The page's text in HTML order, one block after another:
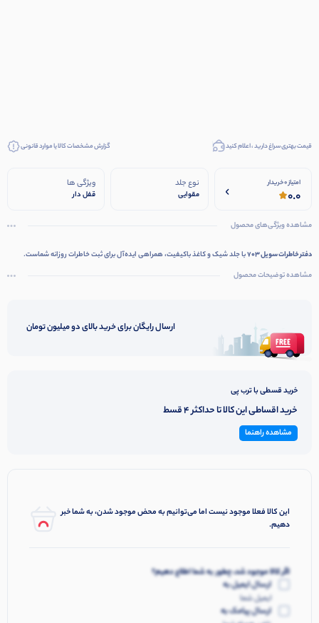
قیمت بهتری سراغ دارید ، اعلام کنید گزارش مشخصات کالا یا موارد قانونی
امتیاز 0 خریدار
0.0
نوع جلد
مقوایی
ویژگی ها
قفل دار
مشاهده ویژگی‌های محصول
دفتر خاطرات سویل 703
با جلد شیک و کاغذ باکیفیت، همراهی ایده‌آل برای ثبت خاطرات روزانه شماست.
مشاهده توضیحات محصول
ارسال رایگان برای خرید بالای دو میلیون تومان
خرید قسطی با ترب پی
خرید اقساطی این کالا تا حداکثر 4 قسط
مشاهده راهنما
این کالا فعلا موجود نیست اما می‌توانیم به محض موجود شدن، به شما خبر
دهیم.
اگر کالا موجود شد، چطور به شما اطلاع دهیم؟
ارسال ایمیل به
ایمیل شما
ارسال پیامک به